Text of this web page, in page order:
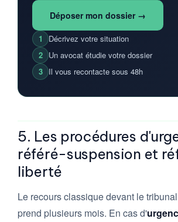
Déposer mon dossier →
1
Décrivez votre situation
2
Un avocat étudie votre dossier
3
Il vous recontacte sous 48h
5. Les procédures
référé-suspension et
liberté
Le recours classique devant le
prend plusieurs mois. En cas d'